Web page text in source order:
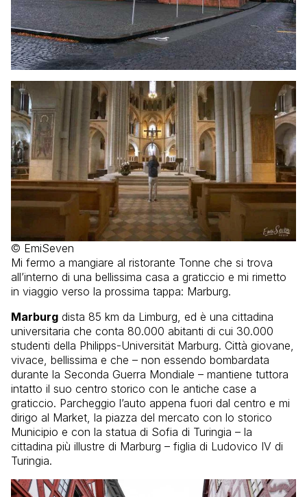
© EmiSeven
Mi fermo a mangiare al ristorante Tonne che si trova
all’interno di una bellissima casa a graticcio e mi rimetto
in viaggio verso la prossima tappa: Marburg.
Marburg dista 85 km da Limburg, ed è una cittadina
universitaria che conta 80.000 abitanti di cui 30.000
studenti della Philipps-Universität Marburg. Città giovane,
vivace, bellissima e che – non essendo bombardata
durante la Seconda Guerra Mondiale – mantiene tuttora
intatto il suo centro storico con le antiche case a
graticcio. Parcheggio l’auto appena fuori dal centro e mi
dirigo al Market, la piazza del mercato con lo storico
Municipio e con la statua di Sofia di Turingia – la
cittadina più illustre di Marburg – figlia di Ludovico IV di
Turingia.